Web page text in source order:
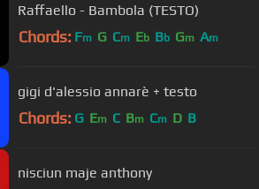
Raffaello - Bambola (TESTO)
Chords: Fm G Cm Eb Bb Gm Am
gigi d'alessio annarè + testo
Chords: G Em C Bm Cm D B
nisciun maje anthony